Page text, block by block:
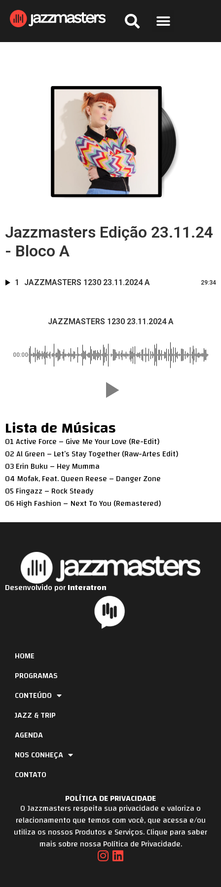
Jazzmasters Edição 23.11.24
- Bloco A
1 JAZZMASTERS 1230 23.11.2024 A 29:34
JAZZMASTERS 1230 23.11.2024 A
00:00
Lista de Músicas
01 Active Force – Give Me Your Love (Re-Edit)
02 Al Green – Let’s Stay Together (Raw-Artes Edit)
03 Erin Buku – Hey Mumma
04 Mofak, Feat. Queen Reese – Danger Zone
05 Fingazz – Rock Steady
06 High Fashion – Next To You (Remastered)
POLÍTICA DE PRIVACIDADE
O Jazzmasters respeita sua privacidade e valoriza o
relacionamento que temos com você, que acessa e/ou
utiliza os nossos Produtos e Serviços. Clique para saber
mais sobre nossa Política de Privacidade.
HOME
PROGRAMAS
CONTEÚDO
JAZZ & TRIP
AGENDA
NOS CONHEÇA
CONTATO
Desenvolvido porInteratron